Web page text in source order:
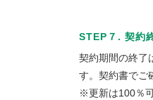
STEP７. 契約
契約期間の終了
す。契約書でご
※更新は100％